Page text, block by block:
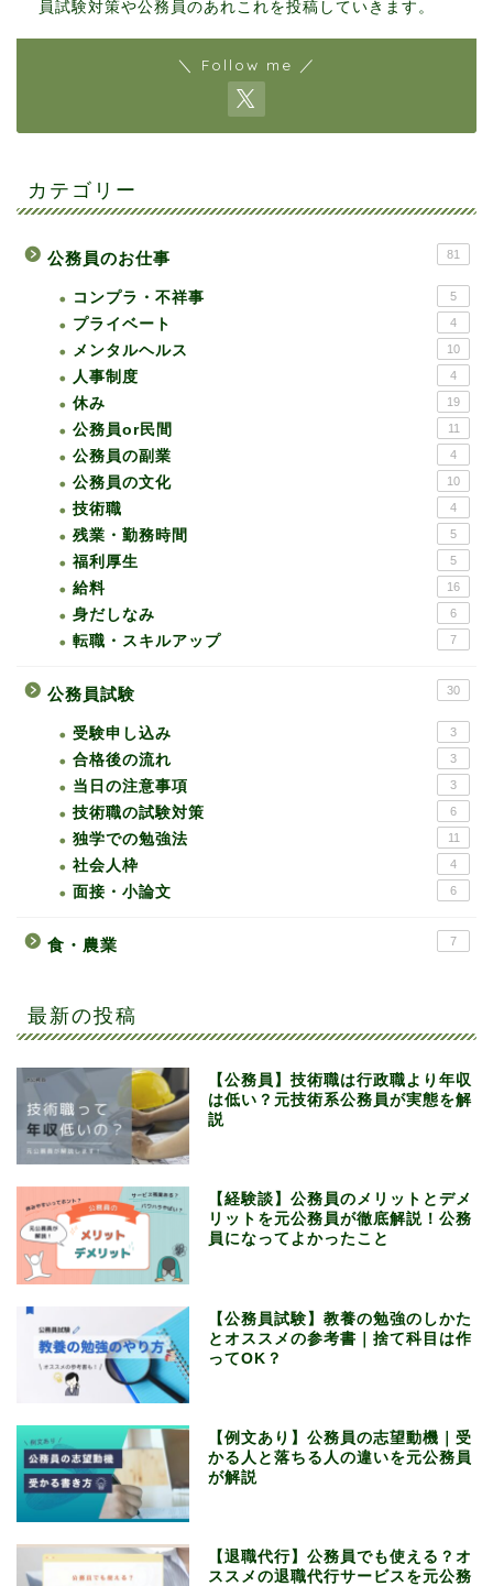
員試験対策や公務員のあれこれを投稿していきます。
＼ Follow me ／
カテゴリー
公務員のお仕事 81
コンプラ・不祥事 5
プライベート 4
メンタルヘルス 10
人事制度 4
休み 19
公務員or民間 11
公務員の副業 4
公務員の文化 10
技術職 4
残業・勤務時間 5
福利厚生 5
給料 16
身だしなみ 6
転職・スキルアップ 7
公務員試験 30
受験申し込み 3
合格後の流れ 3
当日の注意事項 3
技術職の試験対策 6
独学での勉強法 11
社会人枠 4
面接・小論文 6
食・農業 7
最新の投稿
【公務員】技術職は行政職より年収
は低い？元技術系公務員が実態を解
説
【経験談】公務員のメリットとデメ
リットを元公務員が徹底解説！公務
員になってよかったこと
【公務員試験】教養の勉強のしかた
とオススメの参考書｜捨て科目は作
ってOK？
【例文あり】公務員の志望動機｜受
かる人と落ちる人の違いを元公務員
が解説
【退職代行】公務員でも使える？オ
ススメの退職代行サービスを元公務